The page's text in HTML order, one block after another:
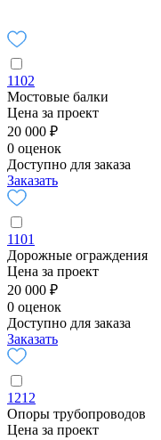
1102
Мостовые балки
Цена за проект
20 000 ₽
0 оценок
Доступно для заказа
Заказать
1101
Дорожные ограждения
Цена за проект
20 000 ₽
0 оценок
Доступно для заказа
Заказать
1212
Опоры трубопроводов
Цена за проект